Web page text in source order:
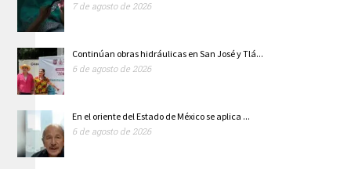
7 de agosto de 2026
Continúan obras hidráulicas en San José y Tlá...
6 de agosto de 2026
En el oriente del Estado de México se aplica ...
6 de agosto de 2026